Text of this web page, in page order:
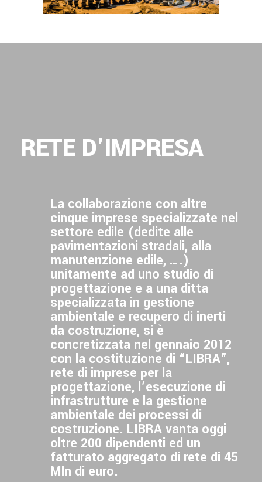
RETE D’IMPRESA
La collaborazione con altre
cinque imprese specializzate nel
settore edile (dedite alle
pavimentazioni stradali, alla
manutenzione edile, ….)
unitamente ad uno studio di
progettazione e a una ditta
specializzata in gestione
ambientale e recupero di inerti
da costruzione, si è
concretizzata nel gennaio 2012
con la costituzione di “LIBRA”,
rete di imprese per la
progettazione, l’esecuzione di
infrastrutture e la gestione
ambientale dei processi di
costruzione. LIBRA vanta oggi
oltre 200 dipendenti ed un
fatturato aggregato di rete di 45
Mln di euro.